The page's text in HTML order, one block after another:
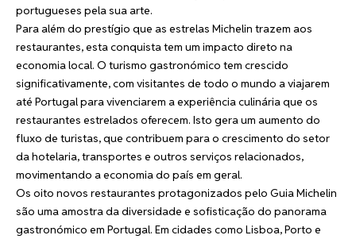
portugueses pela sua arte.
Para além do prestígio que as estrelas Michelin trazem aos
restaurantes, esta conquista tem um impacto direto na
economia local. O turismo gastronómico tem crescido
significativamente, com visitantes de todo o mundo a viajarem
até Portugal para vivenciarem a experiência culinária que os
restaurantes estrelados oferecem. Isto gera um aumento do
fluxo de turistas, que contribuem para o crescimento do setor
da hotelaria, transportes e outros serviços relacionados,
movimentando a economia do país em geral.
Os oito novos restaurantes protagonizados pelo Guia Michelin
são uma amostra da diversidade e sofisticação do panorama
gastronómico em Portugal. Em cidades como Lisboa, Porto e